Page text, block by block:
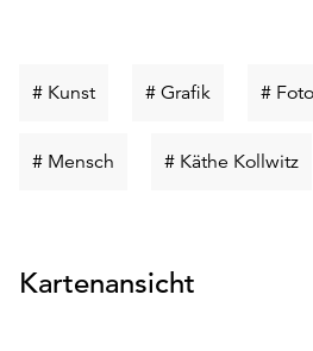
# KunstSchlüsselwort
# Grafik #
# Mensch Schlüsselwort
# Käthe Kollwitz
Kartenansicht